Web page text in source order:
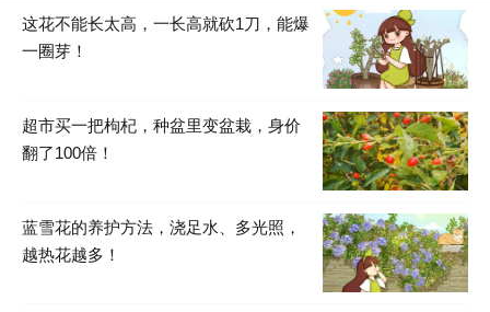
这花不能长太高，一长高就砍1刀，能爆
一圈芽！
超市买一把枸杞，种盆里变盆栽，身价
翻了100倍！
蓝雪花的养护方法，浇足水、多光照，
越热花越多！